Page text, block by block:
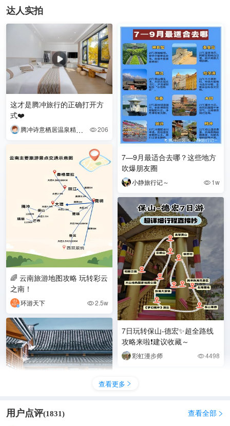
达人实拍
这才是腾冲旅行的正确打开方
式❤️
腾冲诗意栖居温泉精品民宿（银杏村店）
206
🌈 云南旅游地图攻略 玩转彩云
之南！
环游天下 2.5w
7—9月最适合去哪？这些地方
吹爆朋友圈
小静旅行记～  1w
7日玩转保山-德宏✨超全路线
攻略来啦❗建议收藏～
彩虹漫步师 4498
查看更多 
用户点评(1831) 查看全部 